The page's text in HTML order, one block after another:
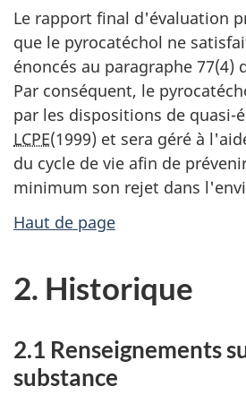
Le rapport final d'évaluation
que le pyrocatéchol ne
énoncés au paragraphe 77(4)
Par conséquent, le
par les dispositions de quasi-
LCPE(1999) et sera géré à
du cycle de vie afin de
minimum son rejet dans
Haut de page
2. Historique
2.1 Renseignements
substance